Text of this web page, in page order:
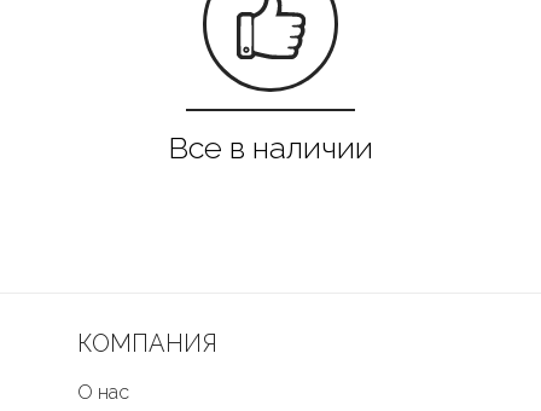
КОМПАНИЯ
О нас